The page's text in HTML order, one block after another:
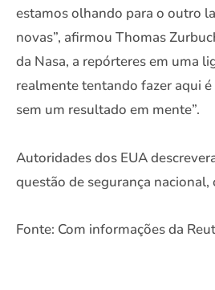
estamos olhando para o outro
novas”, afirmou Thomas
da Nasa, a repórteres em uma
realmente tentando fazer aqui
sem um resultado em mente”.
Autoridades dos EUA
questão de segurança
Fonte: Com informações da